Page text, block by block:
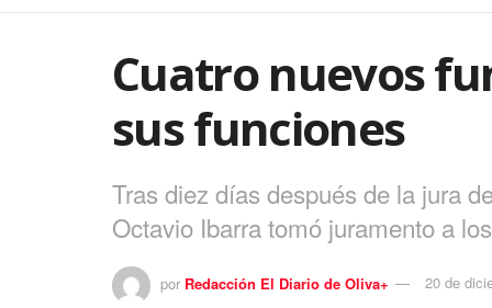
Cuatro nuevos
sus funciones
Tras diez días después de la jura
Octavio Ibarra tomó juramento a
por Redacción El Diario de Oliva+ 20 de